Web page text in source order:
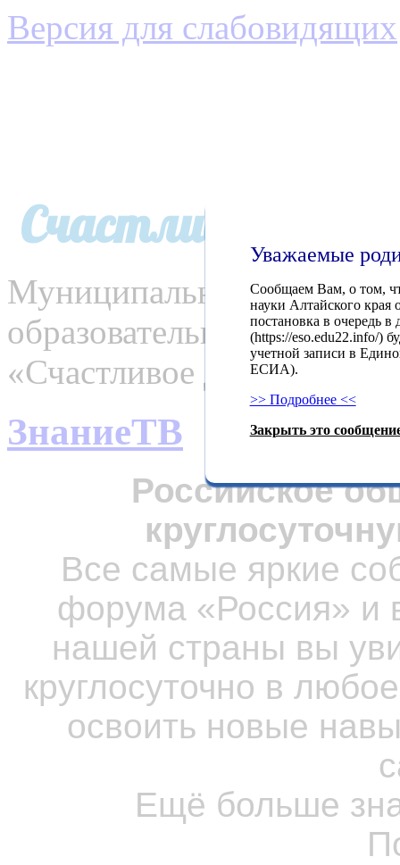
Версия для слабовидящих
Счастливое
Муниципальное
образовательное
«Счастливое детство»
ЗнаниеТВ
Российское
Все самые яркие
форума «Россия» и
нашей страны вы
круглосуточно в
освоить новые
Ещё больше
Уважаемые
Сообщаем Вам, о том,
науки Алтайского края
постановка в очередь
(https://eso.edu22.info/)
учетной записи в
ЕСИА).
>> Подробнее <<
Закрыть это